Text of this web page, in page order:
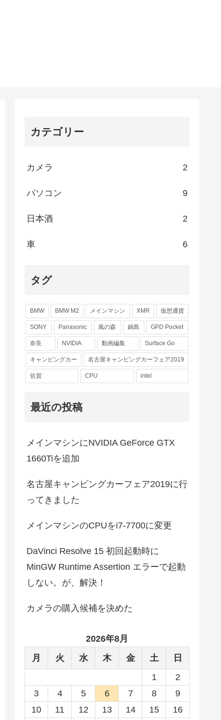
カテゴリー
カメラ 2
パソコン 9
日本酒 2
車 6
タグ
BMW BMW M2 メインマシン XMR 仮想通貨
SONY Panasonic 風の森 鍋島 GPD Pocket
奈良 NVIDIA 動画編集 Surface Go
キャンピングカー 名古屋キャンピングカーフェア2019
佐賀 CPU intel
最近の投稿
メインマシンにNVIDIA GeForce GTX
1660Tiを追加
名古屋キャンピングカーフェア2019に行
ってきました
メインマシンのCPUをi7-7700に変更
DaVinci Resolve 15 初回起動時に
MinGW Runtime Assertion エラーで起動
しない。が、解決！
カメラの購入候補を決めた
2026年8月
月
火 水 木 金 土 日
1
2
3
4 5 6 7 8
9
10
11 12 13 14 15
16